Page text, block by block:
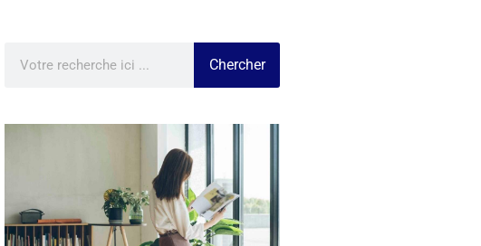
Chercher